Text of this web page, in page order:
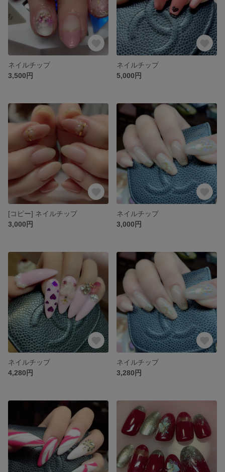
ネイルチップ
3,500円
ネイルチップ
5,000円
[コピー] ネイルチップ
3,000円
ネイルチップ
3,000円
ネイルチップ
4,280円
ネイルチップ
3,280円